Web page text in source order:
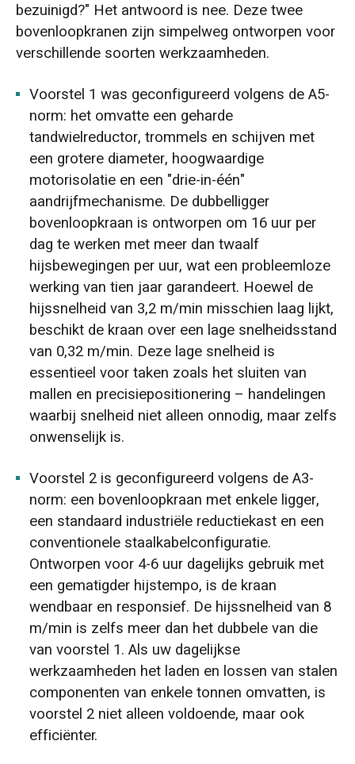
bezuinigd?" Het antwoord is nee. Deze twee
bovenloopkranen zijn simpelweg ontworpen voor
verschillende soorten werkzaamheden.
Voorstel 1 was geconfigureerd volgens de A5-
norm: het omvatte een geharde
tandwielreductor, trommels en schijven met
een grotere diameter, hoogwaardige
motorisolatie en een "drie-in-één"
aandrijfmechanisme. De dubbelligger
bovenloopkraan is ontworpen om 16 uur per
dag te werken met meer dan twaalf
hijsbewegingen per uur, wat een probleemloze
werking van tien jaar garandeert. Hoewel de
hijssnelheid van 3,2 m/min misschien laag lijkt,
beschikt de kraan over een lage snelheidsstand
van 0,32 m/min. Deze lage snelheid is
essentieel voor taken zoals het sluiten van
mallen en precisiepositionering – handelingen
waarbij snelheid niet alleen onnodig, maar zelfs
onwenselijk is.
Voorstel 2 is geconfigureerd volgens de A3-
norm: een bovenloopkraan met enkele ligger,
een standaard industriële reductiekast en een
conventionele staalkabelconfiguratie.
Ontworpen voor 4-6 uur dagelijks gebruik met
een gematigder hijstempo, is de kraan
wendbaar en responsief. De hijssnelheid van 8
m/min is zelfs meer dan het dubbele van die
van voorstel 1. Als uw dagelijkse
werkzaamheden het laden en lossen van stalen
componenten van enkele tonnen omvatten, is
voorstel 2 niet alleen voldoende, maar ook
efficiënter.